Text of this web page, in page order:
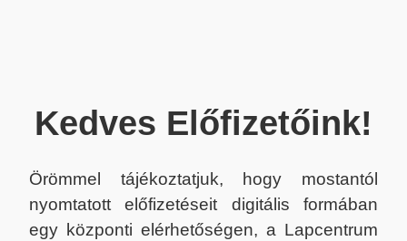
Kedves Előfizetőink!
Örömmel tájékoztatjuk, hogy mostantól
nyomtatott előfizetéseit digitális formában
egy központi elérhetőségen, a Lapcentrum